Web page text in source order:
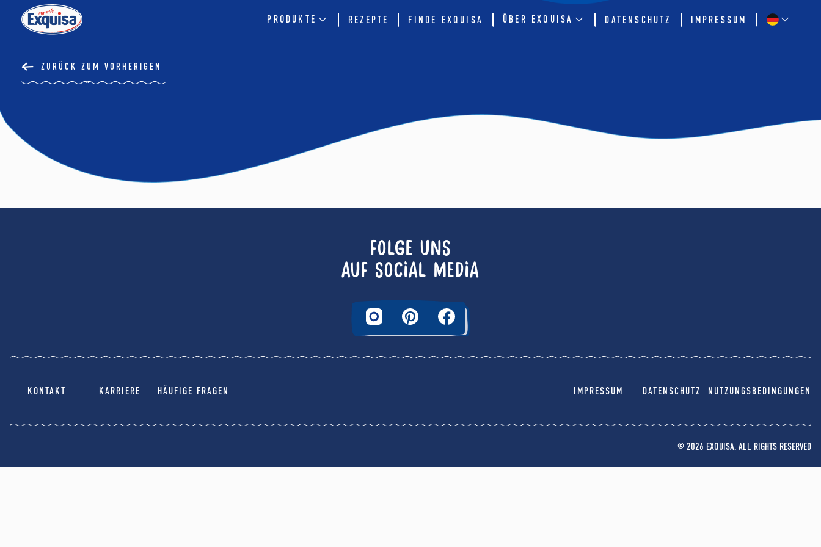
PRODUKTE REZEPTE FINDE EXQUISA ÜBER EXQUISA DATENSCHUTZ IMPRESSUM
ZURÜCK ZUM VORHERIGEN
FOLGE UNS
AUF SOCIAL MEDIA
KONTAKT KARRIERE HÄUFIGE FRAGEN IMPRESSUM DATENSCHUTZ NUTZUNGSBEDINGUNGEN
© 2026 EXQUISA. ALL RIGHTS RESERVED